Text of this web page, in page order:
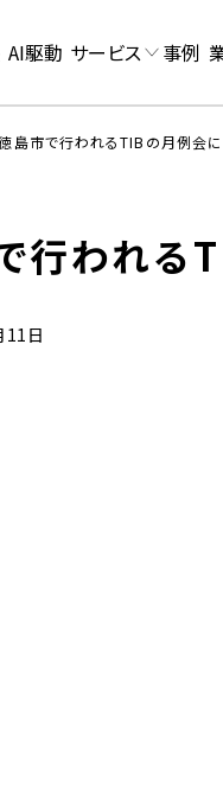
AI駆動 サービス 事例
島市で行われるTIBの月例会
行われる
11日